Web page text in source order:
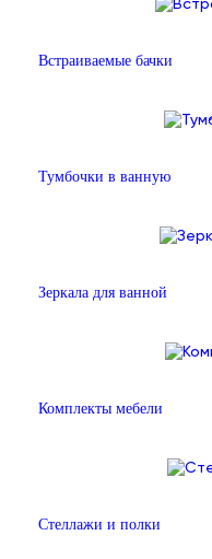
Встраиваемые бачки
Тумбочки в ванную
Зеркала для ванной
Комплекты мебели
Стеллажи и полки